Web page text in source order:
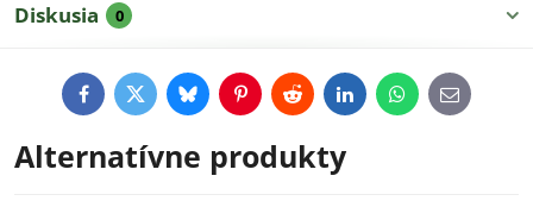
Diskusia 0
FacebookTwitterBlueskyPinterestRedditLinkedInWhatsApp
E-
mail
Alternatívne produkty